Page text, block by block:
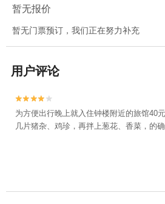
暂无报价
暂无门票预订，我们正在努力补充
用户评论


为方便出行晚上就入住钟楼附近的旅馆40
几片猪杂、鸡珍，再拌上葱花、香菜，的